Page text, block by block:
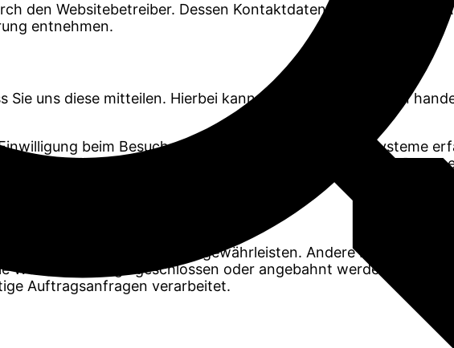
den Websitebetreiber. Dessen Kontaktdaten können Sie dem
entnehmen.
uns diese mitteilen. Hierbei kann es sich z. B. um Daten
beim Besuch der Website durch unsere IT-Systeme
oder Uhrzeit des Seitenaufrufs). Die Erfassung dieser Daten
der Website zu gewährleisten. Andere Daten
Website Verträge geschlossen oder angebahnt werden
Auftragsanfragen verarbeitet.